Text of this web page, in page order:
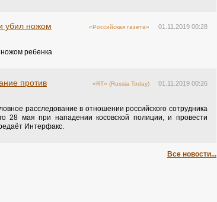
01.11.2019 00:28
«Российская газета»
убил ножом
ребенка
01.11.2019 00:26
«RT» (Russia Today)
против
расследование в отношении российского сотрудника
28 мая при нападении косовской полиции, и провести
Интерфакс.
Все новости...